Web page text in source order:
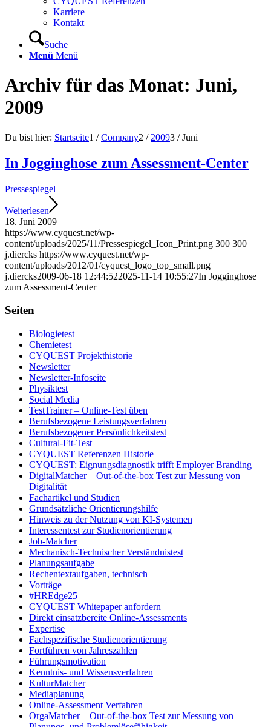
Karriere
Kontakt
Suche
Menü Menü
Archiv für das Monat: Juni,
2009
Du bist hier: Startseite1 / Company2 / 20093 / Juni
In Jogginghose zum Assessment-Center
Pressespiegel
Weiterlesen
18. Juni 2009
https://www.cyquest.net/wp-
content/uploads/2025/11/Pressespiegel_Icon_Print.png 300 300
j.diercks https://www.cyquest.net/wp-
content/uploads/2012/01/cyquest_logo_top_small.png
j.diercks2009-06-18 12:44:522025-11-14 10:55:27In Jogginghose
zum Assessment-Center
Seiten
Biologietest
Chemietest
CYQUEST Projekthistorie
Newsletter
Newsletter-Infoseite
Physiktest
Social Media
TestTrainer – Online-Test üben
Berufsbezogene Leistungsverfahren
Berufsbezogener Persönlichkeitstest
Cultural-Fit-Test
CYQUEST Referenzen Historie
CYQUEST: Eignungsdiagnostik trifft Employer Branding
DigitalMatcher – Out-of-the-box Test zur Messung von
Digitalität
Fachartikel und Studien
Grundsätzliche Orientierungshilfe
Hinweis zu der Nutzung von KI-Systemen
Interessentest zur Studienorientierung
Job-Matcher
Mechanisch-Technischer Verständnistest
Planungsaufgabe
Rechentextaufgaben, technisch
Vorträge
#HREdge25
CYQUEST Whitepaper anfordern
Direkt einsatzbereite Online-Assessments
Expertise
Fachspezifische Studienorientierung
Fortführen von Jahreszahlen
Führungsmotivation
Kenntnis- und Wissensverfahren
KulturMatcher
Mediaplanung
Online-Assessment Verfahren
OrgaMatcher – Out-of-the-box Test zur Messung von